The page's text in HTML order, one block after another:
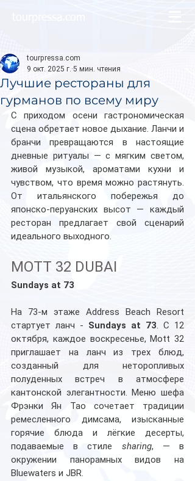
Лучшие рестораны для
гурманов по всему миру
tourpressa.com
9 окт. 2025 г. 5 мин. чтения
С приходом осени гастрономическая
сцена обретает новое дыхание. Ланчи и
бранчи превращаются в настоящие
дневные ритуалы — с мягким светом,
живой музыкой, ароматами кухни и
чувством, что время можно растянуть.
От итальянского побережья до
японско-перуанских высот — каждый
ресторан предлагает свой сценарий
идеального выходного.
MOTT 32 DUBAI
Sundays at 73
На 73-м этаже Address Beach Resort
стартует ланч - Sundays at 73. С 12
октября, каждое воскресенье, Mott 32
приглашает на ланч из трех блюд,
созданный для неторопливых
полуденных встреч в атмосфере
кантонской элегантности. Меню шефа
Фрэнки Ян Тао сочетает традиции
ремесленного димсама, изысканные
горячие блюда и лёгкие десерты,
подаваемые в стиле sharing, — в
окружении панорамных видов на
Bluewaters и JBR.